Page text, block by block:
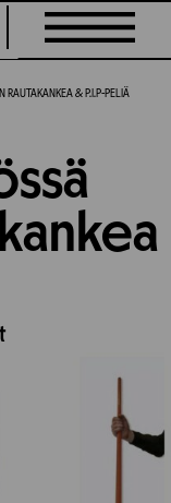
RAUTAKANKEA & P.I.P-PELIÄ